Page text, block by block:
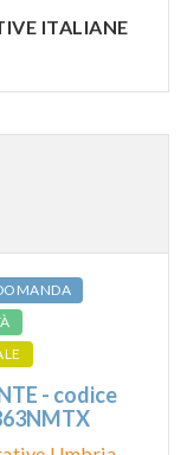
ITALIANE
- codice